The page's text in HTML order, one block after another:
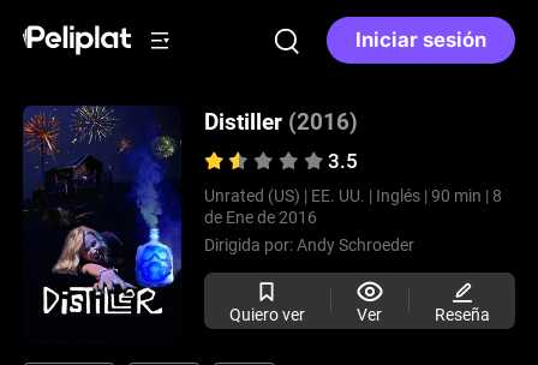
Iniciar sesión
Distiller (2016)
3.5
Unrated (US) | EE. UU. | Inglés | 90 min | 8
de Ene de 2016
Dirigida por:Andy Schroeder
Quiero ver Ver Reseña